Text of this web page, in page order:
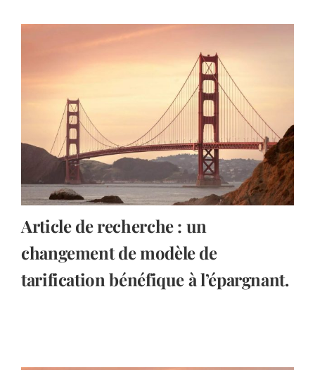
Article de recherche : un
changement de modèle de
tarification bénéfique à l’épargnant.